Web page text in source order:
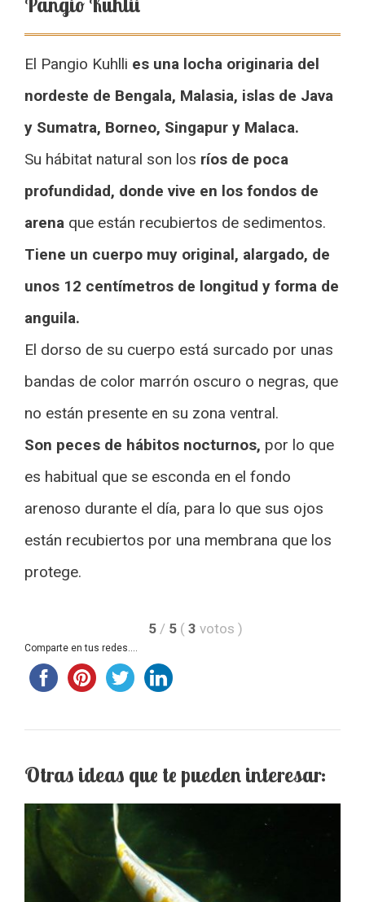
El Pangio Kuhlli es una locha originaria del
nordeste de Bengala, Malasia, islas de Java
y Sumatra, Borneo, Singapur y Malaca.
Su hábitat natural son los ríos de poca
profundidad, donde vive en los fondos de
arena que están recubiertos de sedimentos.
Tiene un cuerpo muy original, alargado, de
unos 12 centímetros de longitud y forma de
anguila.
El dorso de su cuerpo está surcado por unas
bandas de color marrón oscuro o negras, que
no están presente en su zona ventral.
Son peces de hábitos nocturnos, por lo que
es habitual que se esconda en el fondo
arenoso durante el día, para lo que sus ojos
están recubiertos por una membrana que los
protege.
5 / 5 ( 3 votos )
Comparte en tus redes....
Otras ideas que te pueden interesar: